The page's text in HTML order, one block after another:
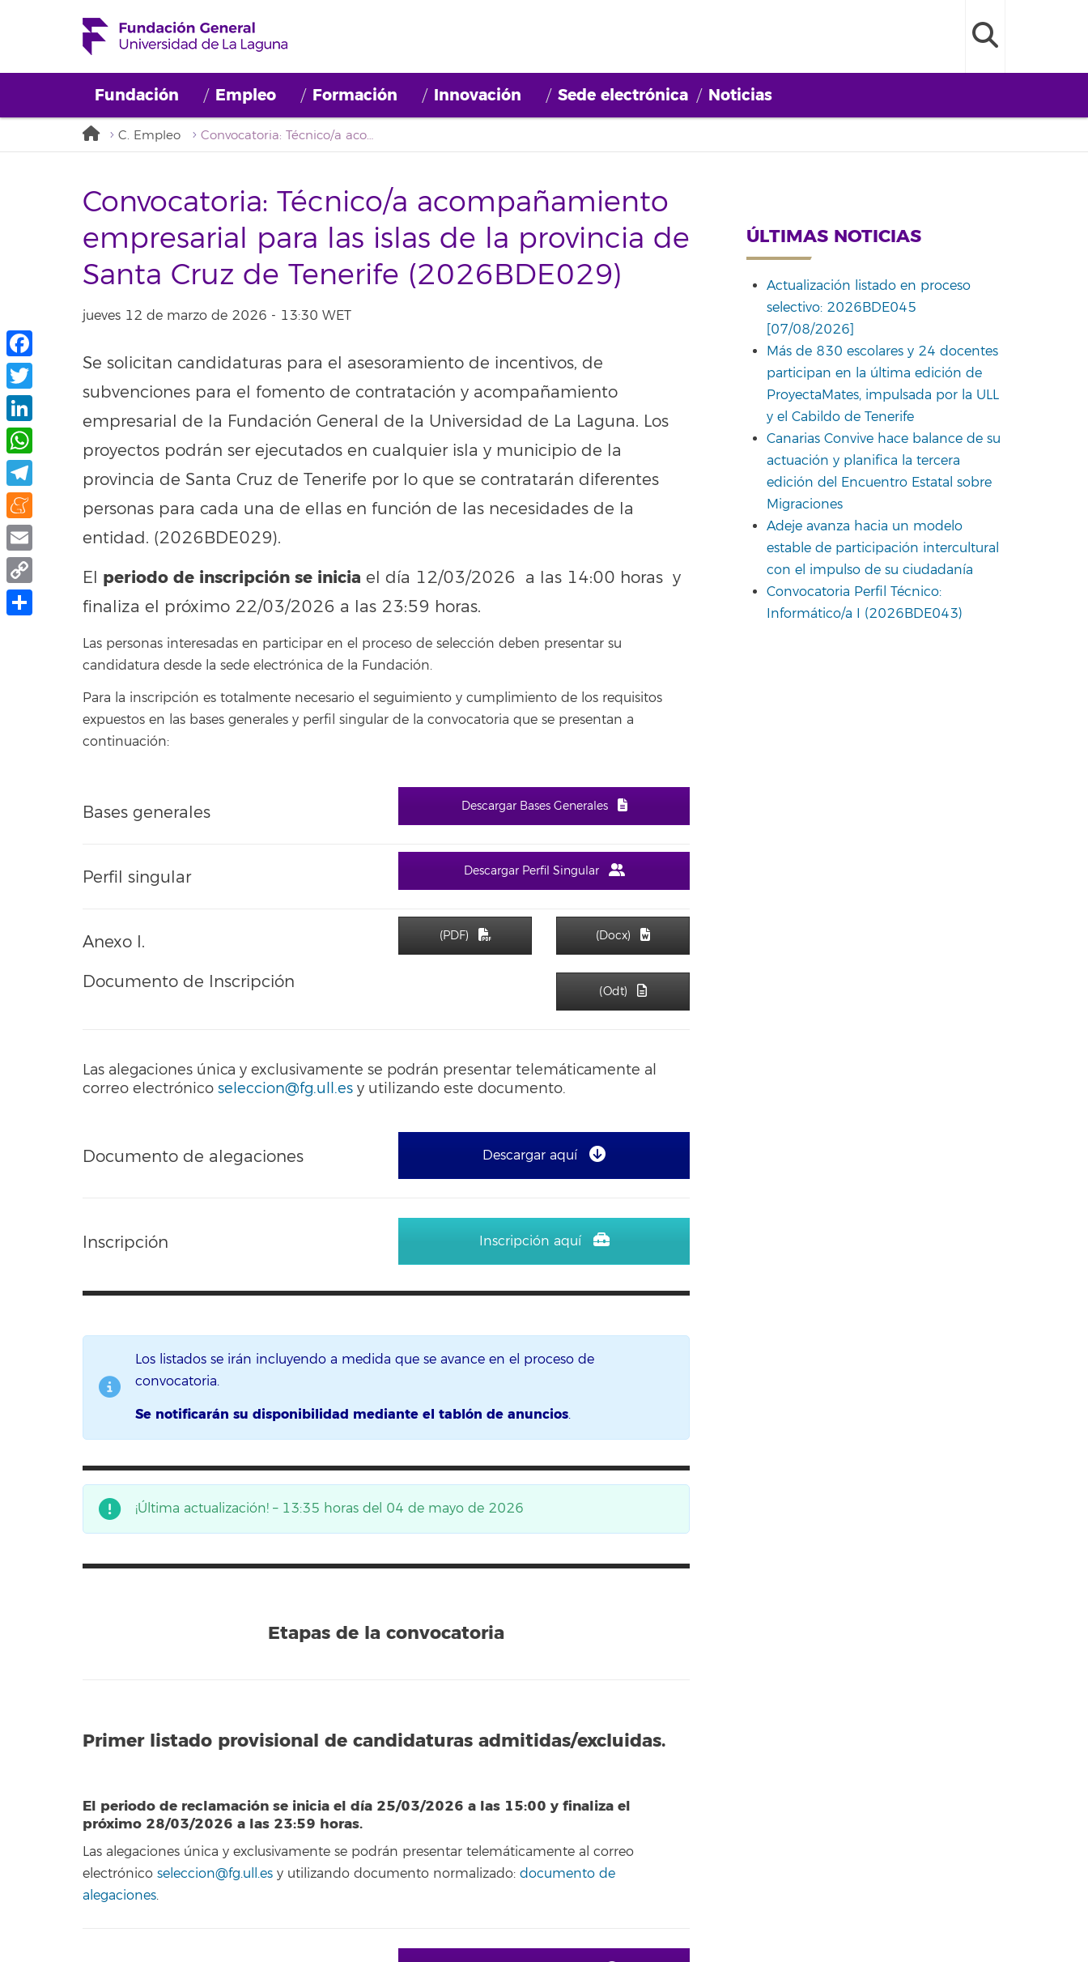
Fundación Empleo Formación Innovación Sede electrónica Noticias
C. Empleo Convocatoria: Técnico/a acompañamiento empresarial para las islas de la provincia de Santa Cruz de Tenerife (2026BDE029)
Convocatoria: Técnico/a acompañamiento
empresarial para las islas de la provincia de
Santa Cruz de Tenerife (2026BDE029)
jueves 12 de marzo de 2026 - 13:30 WET
Se solicitan candidaturas para el asesoramiento de incentivos, de
subvenciones para el fomento de contratación y acompañamiento
empresarial de la Fundación General de la Universidad de La Laguna. Los
proyectos podrán ser ejecutados en cualquier isla y municipio de la
provincia de Santa Cruz de Tenerife por lo que se contratarán diferentes
personas para cada una de ellas en función de las necesidades de la
entidad. (2026BDE029).
El periodo de inscripción se inicia el día 12/03/2026 a las 14:00 horas y
finaliza el próximo 22/03/2026 a las 23:59 horas.
Las personas interesadas en participar en el proceso de selección deben presentar su
candidatura desde la sede electrónica de la Fundación.
Para la inscripción es totalmente necesario el seguimiento y cumplimiento de los requisitos
expuestos en las bases generales y perfil singular de la convocatoria que se presentan a
continuación:
Bases generales Descargar Bases Generales
Perfil singular Descargar Perfil Singular
Anexo I.
Documento de Inscripción
(PDF) (Docx)
(Odt)
Las alegaciones única y exclusivamente se podrán presentar telemáticamente al
correo electrónico seleccion@fg.ull.es y utilizando este documento.
Documento de alegaciones Descargar aquí
Inscripción Inscripción aquí
Los listados se irán incluyendo a medida que se avance en el proceso de
convocatoria.
Se notificarán su disponibilidad mediante el tablón de anuncios.
¡Última actualización! – 13:35 horas del 04 de mayo de 2026
Etapas de la convocatoria
Primer listado provisional de candidaturas admitidas/excluidas.
El periodo de reclamación se inicia el día 25/03/2026 a las 15:00 y finaliza el
próximo 28/03/2026 a las 23:59 horas.
Las alegaciones única y exclusivamente se podrán presentar telemáticamente al correo
electrónico seleccion@fg.ull.es y utilizando documento normalizado: documento de
alegaciones.
ÚLTIMAS NOTICIAS
Actualización listado en proceso
selectivo: 2026BDE045
[07/08/2026]
Más de 830 escolares y 24 docentes
participan en la última edición de
ProyectaMates, impulsada por la ULL
y el Cabildo de Tenerife
Canarias Convive hace balance de su
actuación y planifica la tercera
edición del Encuentro Estatal sobre
Migraciones
Adeje avanza hacia un modelo
estable de participación intercultural
con el impulso de su ciudadanía
Convocatoria Perfil Técnico:
Informático/a I (2026BDE043)
Facebook
Twitter
LinkedIn
WhatsApp
Telegram
Meneame
Email
Copy